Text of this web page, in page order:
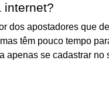
internet?
dos apostadores que
têm pouco tempo
apenas se cadastrar no